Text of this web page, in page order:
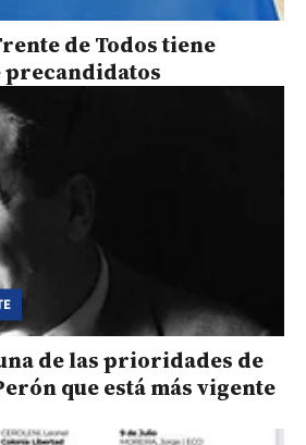
de Todos tiene
precandidatos
de las prioridades de
que está más vigente